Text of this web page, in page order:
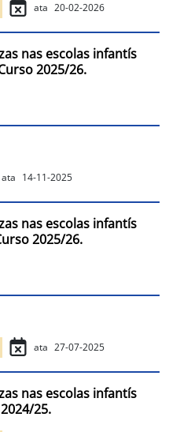
ata 20-02-2026
nas escolas infantís
2025/26.
ata 14-11-2025
nas escolas infantís
2025/26.
ata 27-07-2025
nas escolas infantís
25.